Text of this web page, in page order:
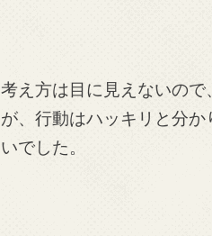
考え方は目に見えないの
が、行動はハッキリと分
いでした。